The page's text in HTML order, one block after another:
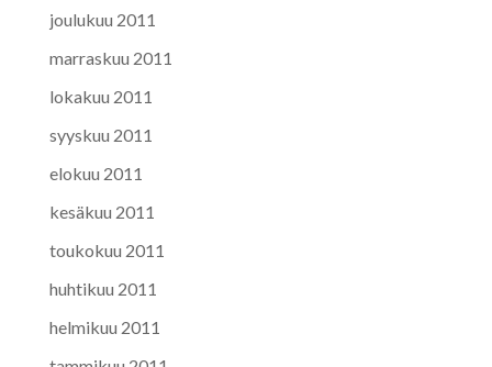
joulukuu 2011
marraskuu 2011
lokakuu 2011
syyskuu 2011
elokuu 2011
kesäkuu 2011
toukokuu 2011
huhtikuu 2011
helmikuu 2011